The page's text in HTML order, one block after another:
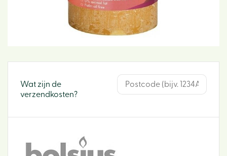
Wat zijn de
verzendkosten?